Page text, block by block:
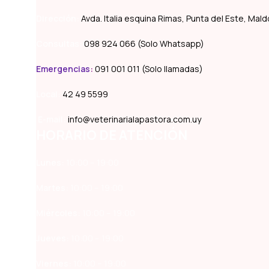
Avda. Italia esquina Rimas, Punta del Este,
098 924 066 (Solo Whatsapp)
Emergencias: 091 001 011 (Solo llamadas)
42 49 5599
info@veterinarialapastora.com.uy